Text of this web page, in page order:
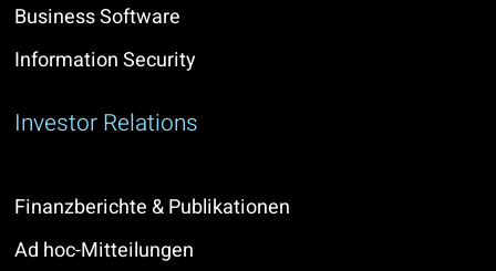
Business Software
Information Security
Investor Relations
Finanzberichte & Publikationen
Ad hoc-Mitteilungen